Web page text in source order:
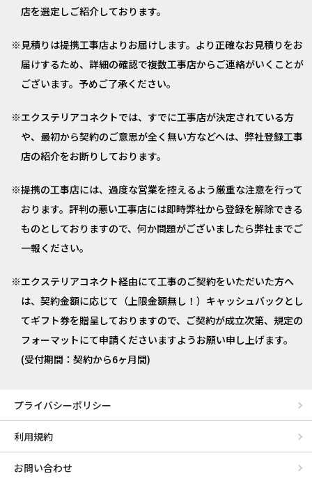
店を選定しご紹介しております。
見積りは提携工事店よりお届けします。より正確なお見積りをお
届けするため、詳細の確認で複数工事店からご連絡がいくことが
ございます。予めご了承ください。
エクステリアコネクトでは、すでに工事店が決定されている方
や、最初から契約のご意思が全く無い方などへは、弊社登録工事
店の紹介をお断りしております。
提携の工事店には、過度な営業を控えるよう厳重な注意を行って
おります。評判の悪い工事店には即時弊社から登録を解除できる
ものとしておりますので、何か問題がございましたら弊社までご
一報ください。
エクステリアコネクト経由にて工事のご契約をいただいた方へ
は、契約金額に応じて（上限金額無し！）キャッシュバックとし
てギフト券を贈呈しておりますので、ご契約が成立次第、規定の
フォーマットにて申請くださいますようお願い申し上げます。
(受付期間：契約から6ヶ月間)
プライバシーポリシー
利用規約
お問い合わせ